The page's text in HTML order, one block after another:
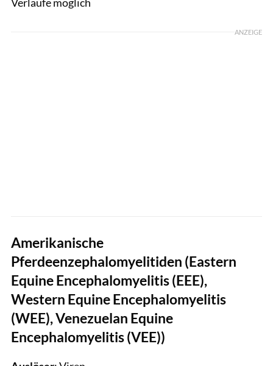
ANZEIGE
Amerikanische
Pferdeenzephalomyelitiden (Eastern
Equine Encephalomyelitis (EEE),
Western Equine Encephalomyelitis
(WEE), Venezuelan Equine
Encephalomyelitis (VEE))